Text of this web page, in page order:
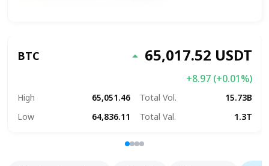
BTC arrow_drop_up 65,017.52 USDT
+8.97 (+0.01%)
High 65,051.46 Total Vol.
15.73B
Low
64,836.11 Total Val. 1.3T